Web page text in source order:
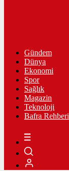
Gündem
Dünya
Ekonomi
Spor
Sağlık
Magazin
Teknoloji
Bafra Rehberi